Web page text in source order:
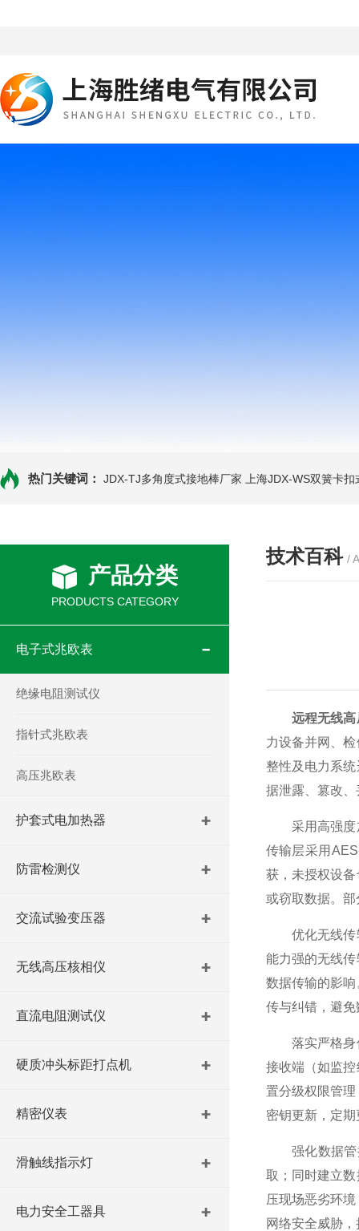
热门关键词： JDX-TJ多角度式接地棒厂家 上海JDX-WS双簧卡
产品分类
PRODUCTS CATEGORY
电子式兆欧表
绝缘电阻测试仪
指针式兆欧表
高压兆欧表
护套式电加热器
防雷检测仪
交流试验变压器
无线高压核相仪
直流电阻测试仪
硬质冲头标距打点机
精密仪表
滑触线指示灯
电力安全工器具
技术百科 /
远程无线
力设备并网、
整性及电力系
据泄露、篡改
采用高强度
传输层采用
获，未授权设
或窃取数据。
优化无线传输
能力强的无线
数据传输的影
传与纠错，避
落实严格身份
接收端（如监
置分级权限管
密钥更新，定
强化数据管控
取；同时建立
压现场恶劣环
网络安全威胁